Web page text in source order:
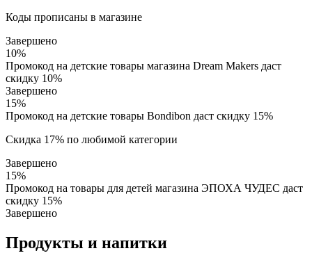
Коды прописаны в магазине
Завершено
10%
Промокод на детские товары магазина Dream Makers даст
скидку 10%
Завершено
15%
Промокод на детские товары Bondibon даст скидку 15%
Скидка 17% по любимой категории
Завершено
15%
Промокод на товары для детей магазина ЭПОХА ЧУДЕС даст
скидку 15%
Завершено
Продукты и напитки